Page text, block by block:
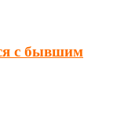
с бывшим